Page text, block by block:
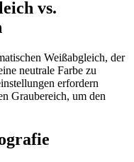
vs.
Weißabgleich, der
neutrale Farbe zu
erfordern
Graubereich, um den